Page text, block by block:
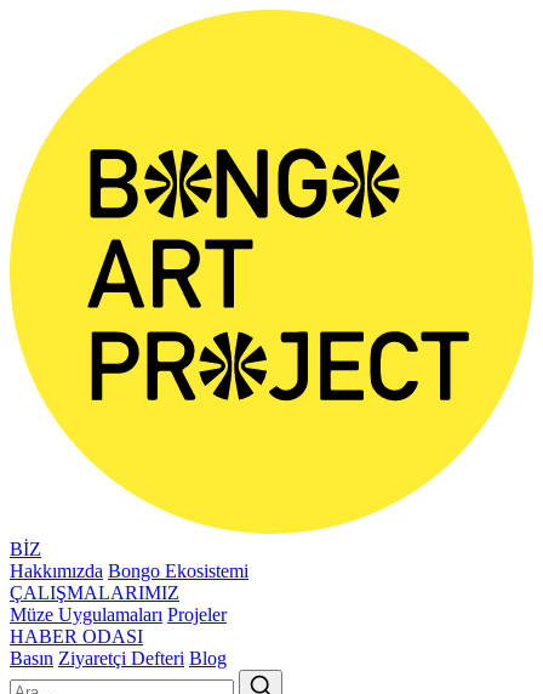
BİZ
Hakkımızda Bongo Ekosistemi
ÇALIŞMALARIMIZ
Müze Uygulamaları Projeler
HABER ODASI
Basın Ziyaretçi Defteri Blog